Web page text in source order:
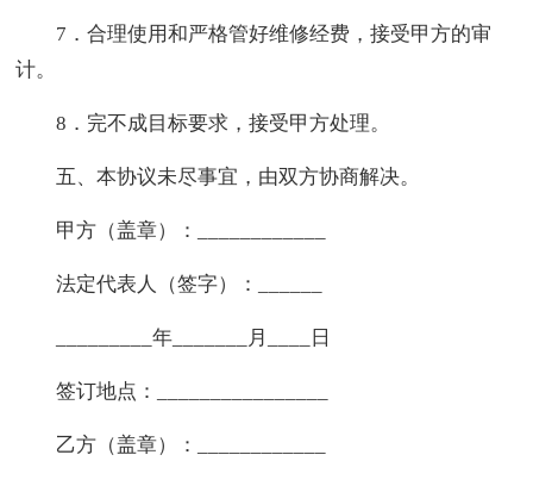
7．合理使用和严格管好维修经费，接受甲方的审
计。
8．完不成目标要求，接受甲方处理。
五、本协议未尽事宜，由双方协商解决。
甲方（盖章）：____________
法定代表人（签字）：______
_________年_______月____日
签订地点：________________
乙方（盖章）：____________